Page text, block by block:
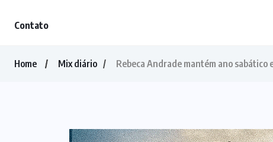
Contato
Home Mix diário Rebeca Andrade mantém ano sabático